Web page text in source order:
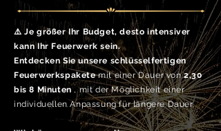
⚠️ Je größer Ihr Budget, desto intensiver
kann Ihr Feuerwerk sein.
Entdecken Sie unsere schlüsselfertigen
Feuerwerkspaketemit einer Dauer von2,30
bis 8 Minuten, mit der Möglichkeit einer
individuellen Anpassung für längere Dauer.